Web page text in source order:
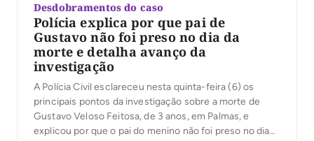
Desdobramentos do caso
Polícia explica por que pai de
Gustavo não foi preso no dia da
morte e detalha avanço da
investigação
A Polícia Civil esclareceu nesta quinta-feira (6) os
principais pontos da investigação sobre a morte de
Gustavo Veloso Feitosa, de 3 anos, em Palmas, e
explicou por que o pai do menino não foi preso no dia